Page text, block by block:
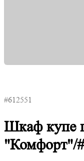
#612551
Шкаф купе
"Комфорт"/